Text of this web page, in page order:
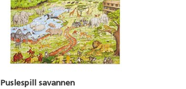
Puslespill savannen